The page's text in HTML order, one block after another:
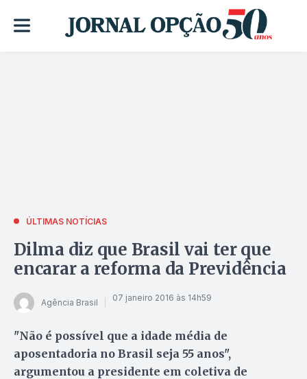
ÚLTIMAS NOTÍCIAS
Dilma diz que Brasil vai ter que
encarar a reforma da Previdência
Agência Brasil 07 janeiro 2016 às 14h59
"Não é possível que a idade média de
aposentadoria no Brasil seja 55 anos",
argumentou a presidente em coletiva de